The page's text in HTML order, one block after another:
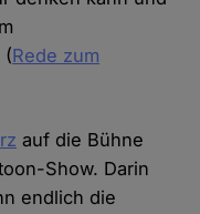
(Rede zum
auf die Bühne
Show. Darin
endlich die